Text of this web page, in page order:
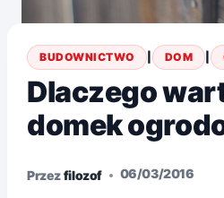
BUDOWNICTWO DOM
Dlaczego
domek
Przezfilozof 06/03/2016